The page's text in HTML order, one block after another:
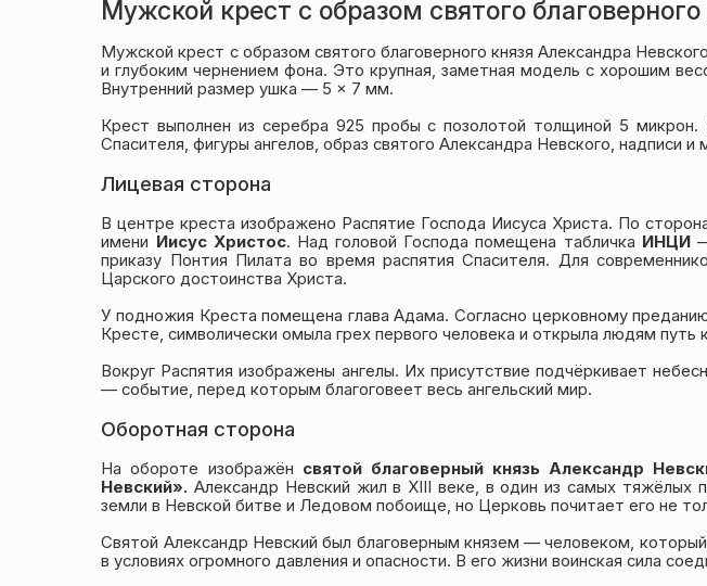
Мужской крест с образом святого
Мужской крест с образом святого благоверного князя Александра
и глубоким чернением фона. Это крупная, заметная модель с хорошим
Внутренний размер ушка — 5 × 7 мм.
Крест выполнен из серебра 925 пробы с позолотой толщиной 5
Спасителя, фигуры ангелов, образ святого Александра Невского, надписи
Лицевая сторона
В центре креста изображено Распятие Господа Иисуса Христа. По
имени Иисус Христос. Над головой Господа помещена табличка ИНЦИ—
приказу Понтия Пилата во время распятия Спасителя. Для
Царского достоинства Христа.
У подножия Креста помещена глава Адама. Согласно церковному
Кресте, символически омыла грех первого человека и открыла людям путь
Вокруг Распятия изображены ангелы. Их присутствие подчёркивает
— событие, перед которым благоговеет весь ангельский мир.
Оборотная сторона
На обороте изображён святой благоверный князь Александр
Невский».Александр Невский жил в XIII веке, в один из самых тяжёлых
земли в Невской битве и Ледовом побоище, но Церковь почитает его не
Святой Александр Невский был благоверным князем — человеком,
в условиях огромного давления и опасности. В его жизни воинская сила